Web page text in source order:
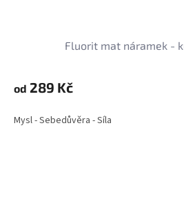
Fluorit mat náramek -
od 289 Kč
Mysl - Sebedůvěra - Síla